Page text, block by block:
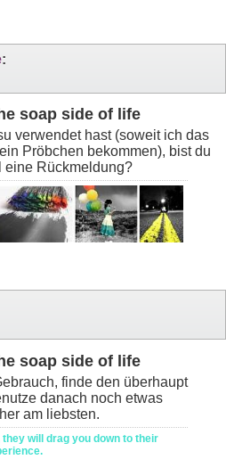
:
soap side of life
verwendet hast (soweit ich das
Pröbchen bekommen), bist du
eine Rückmeldung?
soap side of life
finde den überhaupt
danach noch etwas
am liebsten.
will drag you down to their